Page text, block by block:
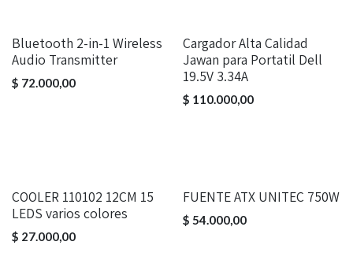
Bluetooth 2-in-1 Wireless
Audio Transmitter
$ 72.000,00
Cargador Alta Calidad
Jawan para Portatil Dell
19.5V 3.34A
$ 110.000,00
COOLER 110102 12CM 15
LEDS varios colores
$ 27.000,00
FUENTE ATX UNITEC 750W
$ 54.000,00